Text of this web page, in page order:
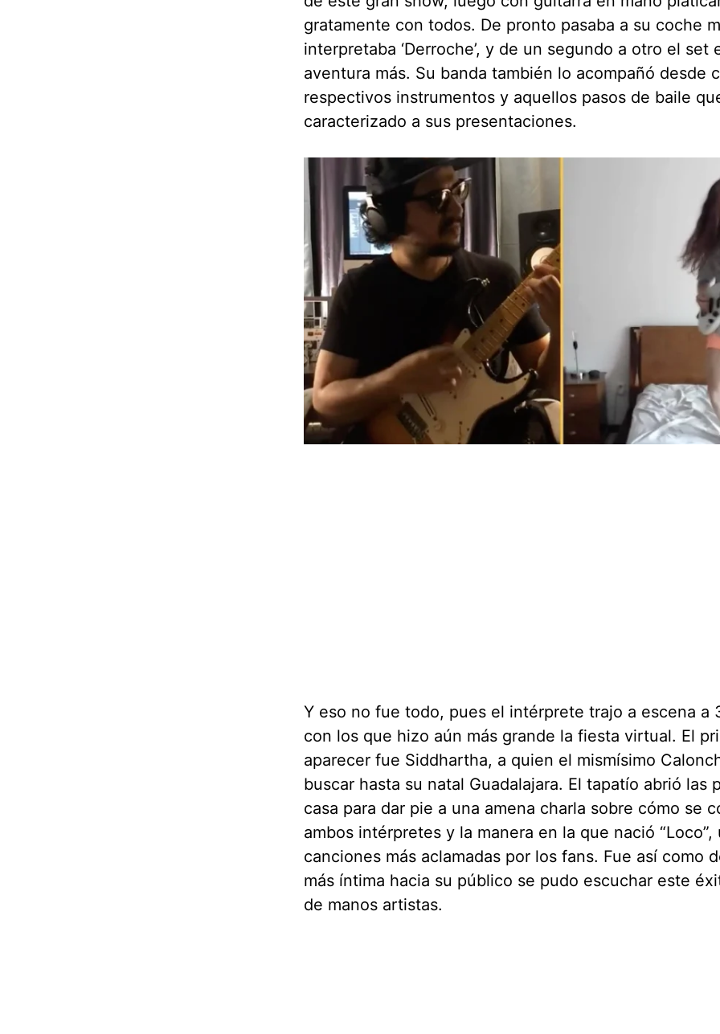
gratamente con todos. De pronto pasaba a su coche
interpretaba ‘Derroche’, y de un segundo a otro el set
aventura más. Su banda también lo acompañó desde
respectivos instrumentos y aquellos pasos de baile
caracterizado a sus presentaciones.
Y eso no fue todo, pues el intérprete trajo a escena a
con los que hizo aún más grande la fiesta virtual. El
aparecer fue Siddhartha, a quien el mismísimo
buscar hasta su natal Guadalajara. El tapatío abrió las
casa para dar pie a una amena charla sobre cómo se
ambos intérpretes y la manera en la que nació “Loco”,
canciones más aclamadas por los fans. Fue así como
más íntima hacia su público se pudo escuchar este
de manos artistas.